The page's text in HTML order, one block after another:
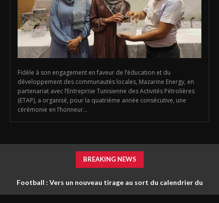
Fidèle à son engagement en faveur de l’éducation et du
développement des communautés locales, Mazarine Energy, en
partenariat avec l’Entreprise Tunisienne des Activités Pétrolières
(ETAP), a organisé, pour la quatrième année consécutive, une
cérémonie en l’honneur...
BREAKING NEWS
Football : Vers un nouveau tirage au sort du calendrier du